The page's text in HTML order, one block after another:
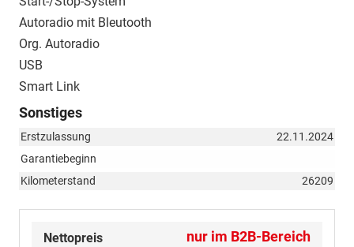
Autoradio mit Bleutooth
Org. Autoradio
USB
Smart Link
Sonstiges
Erstzulassung
22.11.2024
Garantiebeginn
Kilometerstand
26209
Nettopreis nur im B2B-Bereich